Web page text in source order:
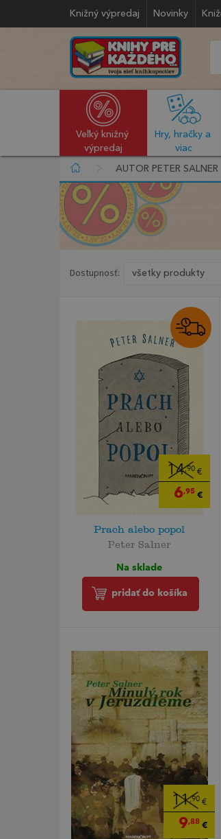
Knižný výpredaj Novinky
Veľký knižný
výpredaj
Hry, hračky a
viac
AUTOR PETER SALNER
Dostupnosť:
14,90 €
6,95 €
Prach alebo popol
Peter Salner
Na sklade
pridať do košíka
11,90 €
9,88 €